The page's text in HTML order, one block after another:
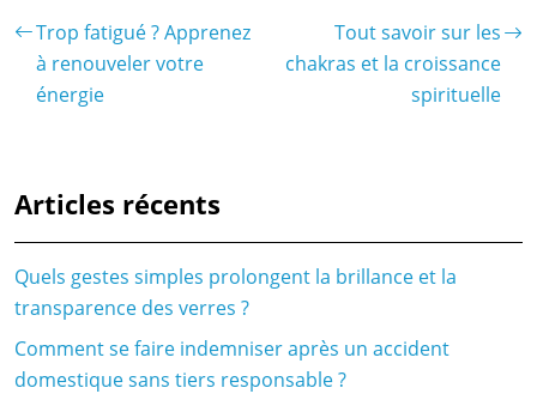
Trop fatigué ? Apprenez
à renouveler votre
énergie
Tout savoir sur les
chakras et la croissance
spirituelle
Articles récents
Quels gestes simples prolongent la brillance et la
transparence des verres ?
Comment se faire indemniser après un accident
domestique sans tiers responsable ?